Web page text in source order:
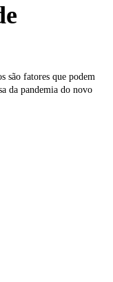
são fatores que podem
da pandemia do novo